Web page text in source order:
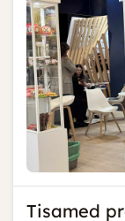
Tisamed